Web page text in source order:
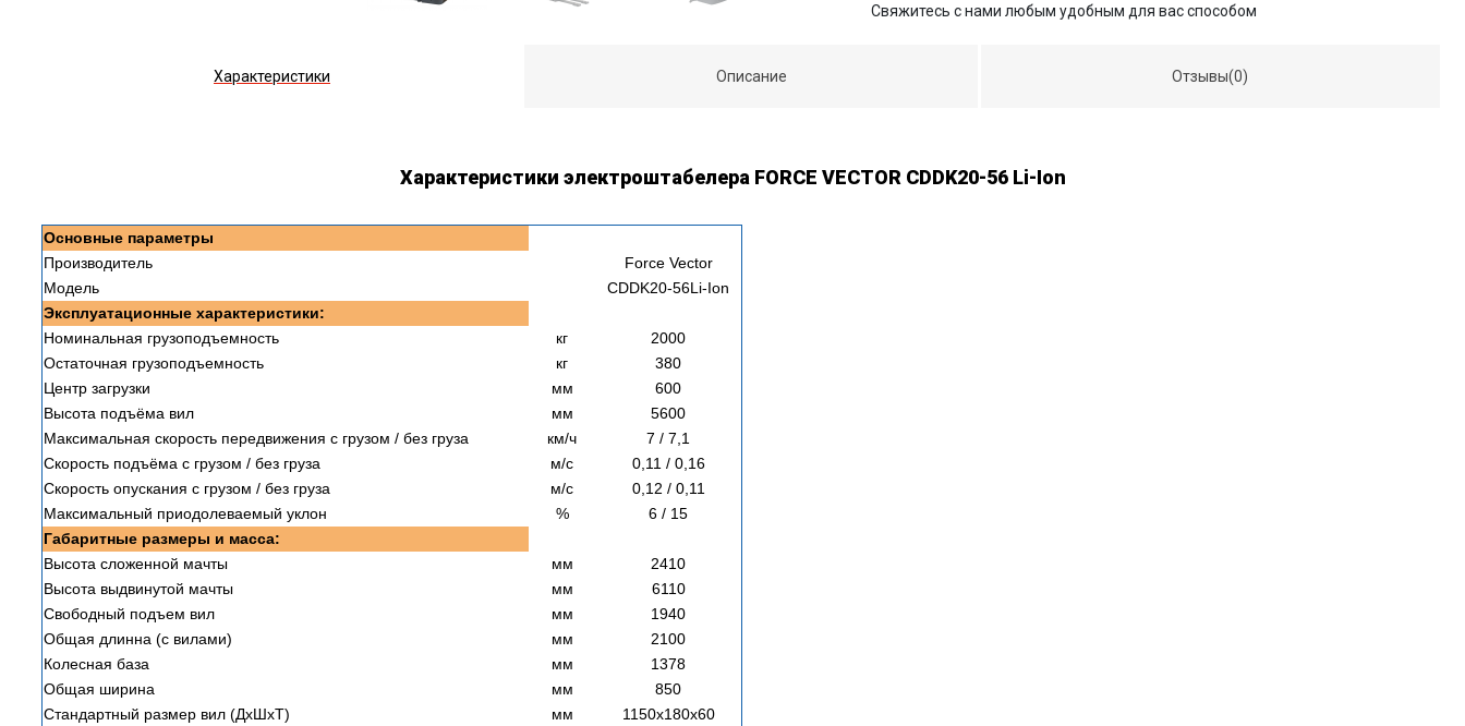
Свяжитесь с нами любым удобным для вас способом
Характеристики Описание Отзывы(0)
Характеристики электроштабелера FORCE VECTOR CDDK20-56 Li-Ion
Основные параметры
Производитель
Force Vector
Модель
CDDK20-56Li-Ion
Эксплуатационные характеристики:
Номинальная грузоподъемность
кг
2000
Остаточная грузоподъемность
кг
380
Центр загрузки
мм
600
Высота подъёма вил
мм
5600
Максимальная скорость передвижения с грузом / без груза
км/ч
7 / 7,1
Скорость подъёма с грузом / без груза
м/с
0,11 / 0,16
Скорость опускания с грузом / без груза
м/с
0,12 / 0,11
Максимальный приодолеваемый уклон
%
6 / 15
Габаритные размеры и масса:
Высота сложенной мачты
мм
2410
Высота выдвинутой мачты
мм
6110
Свободный подъем вил
мм
1940
Общая длинна (с вилами)
мм
2100
Колесная база
мм
1378
Общая ширина
мм
850
Стандартный размер вил (ДxШxТ)
мм
1150x180x60